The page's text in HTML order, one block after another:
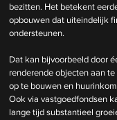
bezitten. Het betekent
opbouwen dat uiteindelijk
ondersteunen.
Dat kan bijvoorbeeld door
renderende objecten aan
op te bouwen en
Ook via vastgoedfondsen
lange tijd substantieel